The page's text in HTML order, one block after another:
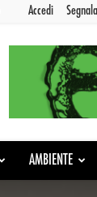
Accedi
AMBIENTE